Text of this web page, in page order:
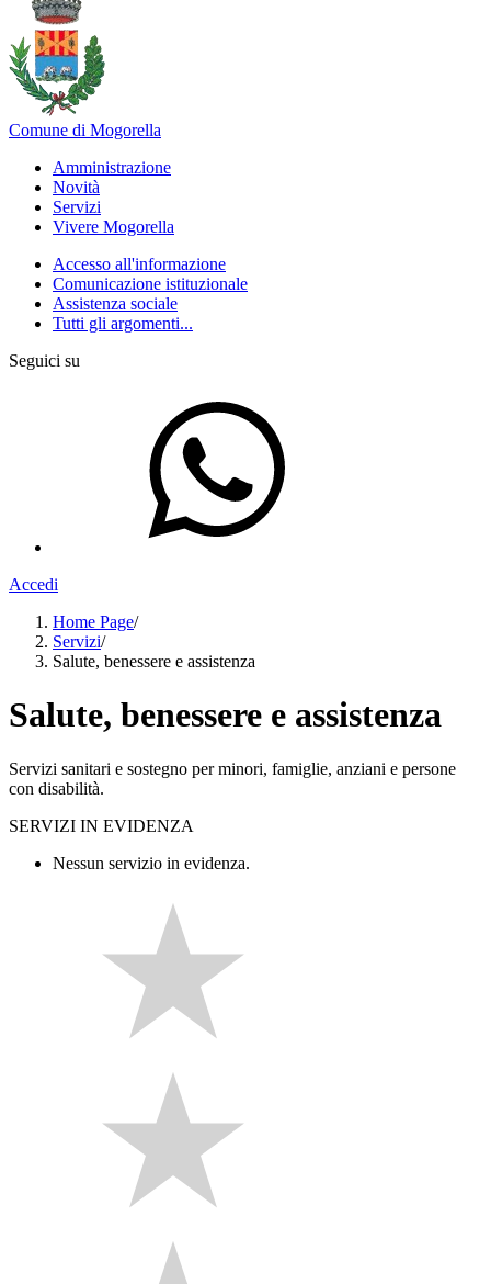
Comune di Mogorella
Amministrazione
Novità
Servizi
Vivere Mogorella
Accesso all'informazione
Comunicazione istituzionale
Assistenza sociale
Tutti gli argomenti...
Seguici su
Accedi
Home Page/
Servizi/
Salute, benessere e assistenza
Salute, benessere e assistenza
Servizi sanitari e sostegno per minori, famiglie, anziani e persone
con disabilità.
SERVIZI IN EVIDENZA
Nessun servizio in evidenza.